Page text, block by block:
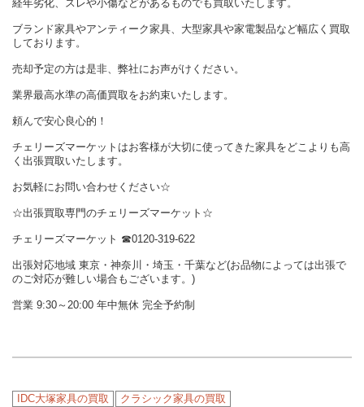
経年劣化、スレや小傷などがあるものでも買取いたします。
ブランド家具やアンティーク家具、大型家具や家電製品など幅広く買取
しております。
売却予定の方は是非、弊社にお声がけください。
業界最高水準の高価買取をお約束いたします。
頼んで安心良心的！
チェリーズマーケットはお客様が大切に使ってきた家具をどこよりも高
く出張買取いたします。
お気軽にお問い合わせください☆
☆出張買取専門のチェリーズマーケット☆
チェリーズマーケット ☎︎0120-319-622
出張対応地域 東京・神奈川・埼玉・千葉など(お品物によっては出張で
のご対応が難しい場合もございます。)
営業 9:30～20:00 年中無休 完全予約制
IDC大塚家具の買取
クラシック家具の買取